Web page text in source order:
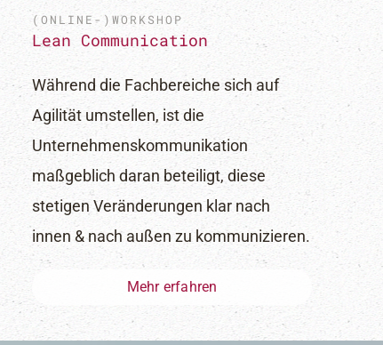
(ONLINE-)WORKSHOP
Lean Communication
Während die Fachbereiche sich auf
Agilität umstellen, ist die
Unternehmenskommunikation
maßgeblich daran beteiligt, diese
stetigen Veränderungen klar nach
innen & nach außen zu kommunizieren.
Mehr erfahren